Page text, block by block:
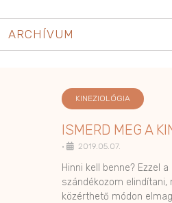
ARCHÍVUM
KINEZIOLÓGIA
ISMERD MEG A
• 2019.05.07.
Hinni kell benne? Ezzel
szándékozom
közérthető módon